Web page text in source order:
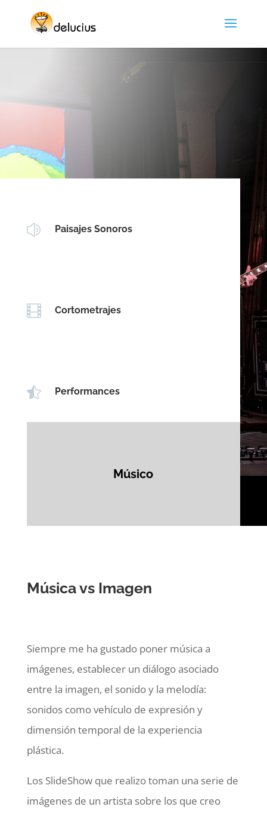
z Paisajes Sonoros
 Cortometrajes
 Performances
Músico
Música vs Imagen
Siempre me ha gustado poner música a
imágenes, establecer un diálogo asociado
entre la imagen, el sonido y la melodía:
sonidos como vehículo de expresión y
dimensión temporal de la experiencia
plástica.
Los SlideShow que realizo toman una serie de
imágenes de un artista sobre los que creo